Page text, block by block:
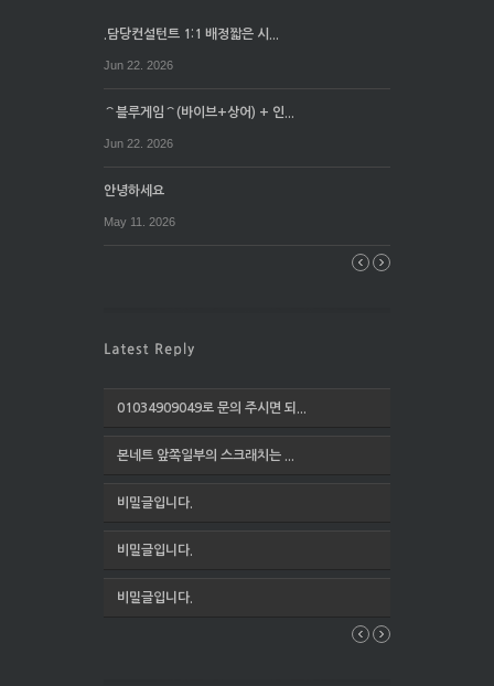
.담당컨설턴트 1:1 배정짧은 시...
Jun 22. 2026
⌒블루게임⌒(바이브+상어) + 인...
Jun 22. 2026
안녕하세요
May 11. 2026
01034909049로 문의 주시면 되...
본네트 앞쪽일부의 스크래치는 ...
비밀글입니다.
비밀글입니다.
비밀글입니다.